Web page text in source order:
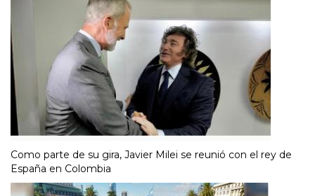
Como parte de su gira, Javier Milei se reunió con el rey de
España en Colombia